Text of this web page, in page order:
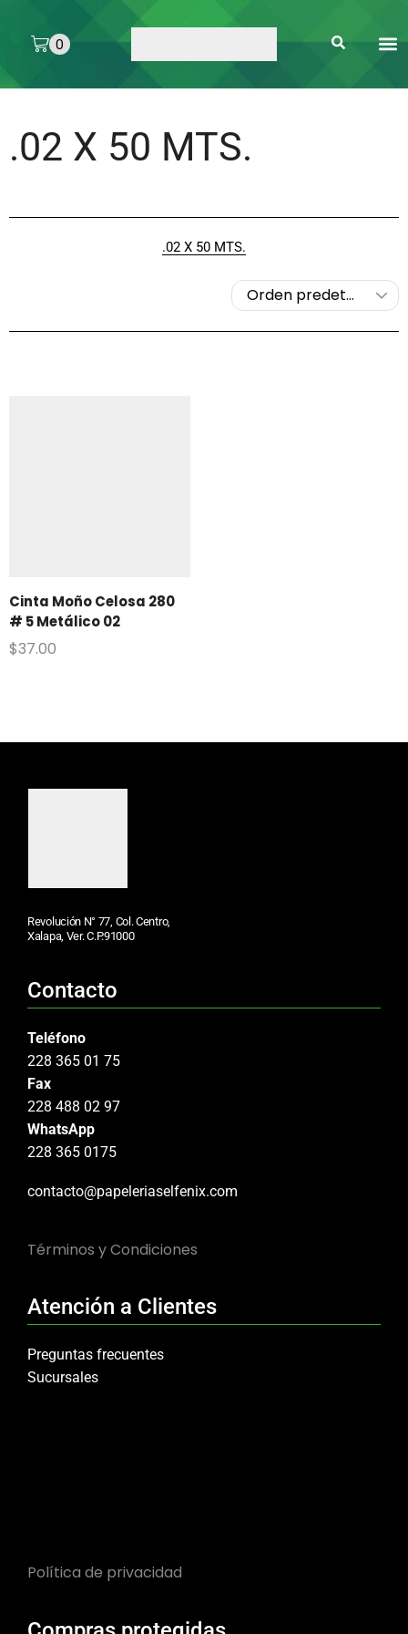
0
.02 X 50 MTS.
.02 X 50 MTS.
Cinta Moño Celosa 280
# 5 Metálico 02
$37.00
Revolución N° 77, Col. Centro,
Xalapa, Ver. C.P.91000
Contacto
Teléfono
228 365 01 75
Fax
228 488 02 97
WhatsApp
228 365 0175
contacto@papeleriaselfenix.com
Términos y Condiciones
Atención a Clientes
Preguntas frecuentes
Sucursales
Política de privacidad